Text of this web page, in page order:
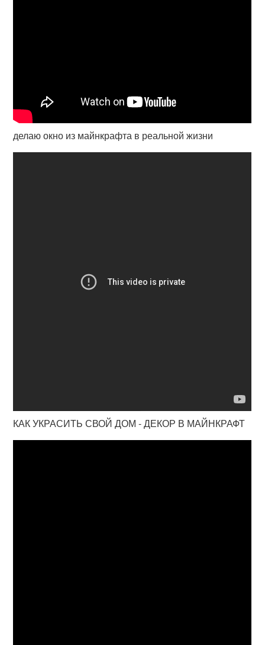
делаю окно из майнкрафта в реальной жизни
КАК УКРАСИТЬ СВОЙ ДОМ - ДЕКОР В МАЙНКРАФТ